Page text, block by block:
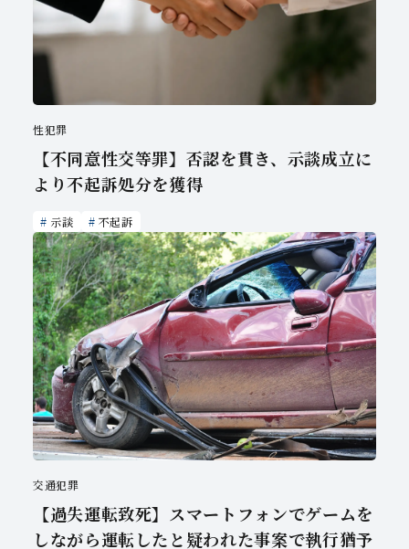
性犯罪
【不同意性交等罪】否認を貫き、示談成立に
より不起訴処分を獲得
示談 不起訴
交通犯罪
【過失運転致死】スマートフォンでゲームを
しながら運転したと疑われた事案で執行猶予